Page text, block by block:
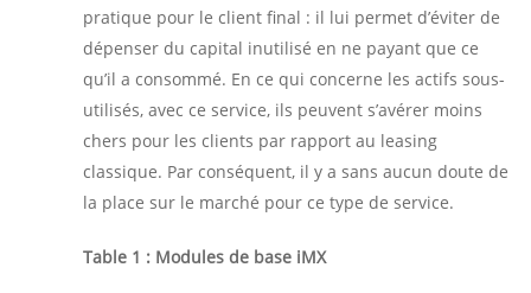
pratique pour le client final : il lui permet d’éviter de
dépenser du capital inutilisé en ne payant que ce
qu’il a consommé. En ce qui concerne les actifs sous-
utilisés, avec ce service, ils peuvent s’avérer moins
chers pour les clients par rapport au leasing
classique. Par conséquent, il y a sans aucun doute de
la place sur le marché pour ce type de service.
Table 1 : Modules de base iMX